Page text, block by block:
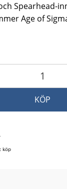
Spearhead-
Age of
KÖP
köp